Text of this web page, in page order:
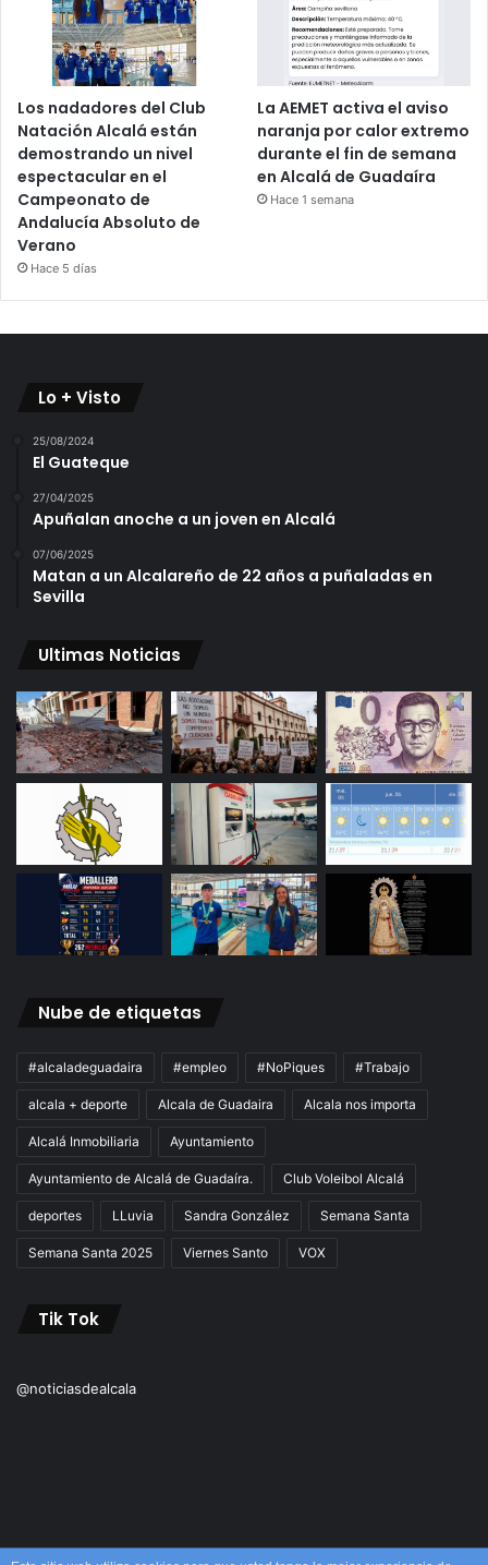
Los nadadores del Club
Natación Alcalá están
demostrando un nivel
espectacular en el
Campeonato de
Andalucía Absoluto de
Verano
Hace 5 días
La AEMET activa el aviso
naranja por calor extremo
durante el fin de semana
en Alcalá de Guadaíra
Hace 1 semana
Lo + Visto
25/08/2024
El Guateque
27/04/2025
Apuñalan anoche a un joven en Alcalá
07/06/2025
Matan a un Alcalareño de 22 años a puñaladas en
Sevilla
Ultimas Noticias
Nube de etiquetas
#alcaladeguadaira #empleo #NoPiques #Trabajo
alcala + deporte Alcala de Guadaira Alcala nos importa
Alcalá Inmobiliaria Ayuntamiento
Ayuntamiento de Alcalá de Guadaíra. Club Voleibol Alcalá
deportes LLuvia Sandra González Semana Santa
Semana Santa 2025 Viernes Santo VOX
Tik Tok
@noticiasdealcala